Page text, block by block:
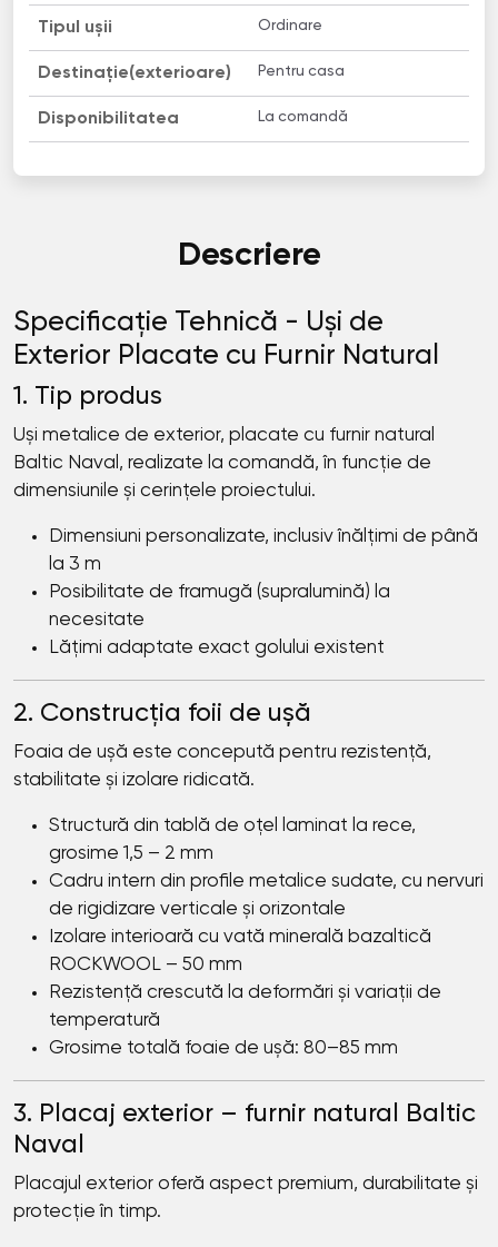
Tipul ușii Ordinare
Destinație(exterioare) Pentru casa
Disponibilitatea La comandă
Descriere
Specificație Tehnică - Uși de
Exterior Placate cu Furnir Natural
1. Tip produs
Uși metalice de exterior, placate cu furnir natural
Baltic Naval, realizate la comandă, în funcție de
dimensiunile și cerințele proiectului.
Dimensiuni personalizate, inclusiv înălțimi de până
la 3 m
Posibilitate de framugă (supralumină) la
necesitate
Lățimi adaptate exact golului existent
2. Construcția foii de ușă
Foaia de ușă este concepută pentru rezistență,
stabilitate și izolare ridicată.
Structură din tablă de oțel laminat la rece,
grosime 1,5 – 2 mm
Cadru intern din profile metalice sudate, cu nervuri
de rigidizare verticale și orizontale
Izolare interioară cu vată minerală bazaltică
ROCKWOOL – 50 mm
Rezistență crescută la deformări și variații de
temperatură
Grosime totală foaie de ușă: 80–85 mm
3. Placaj exterior – furnir natural Baltic
Naval
Placajul exterior oferă aspect premium, durabilitate și
protecție în timp.